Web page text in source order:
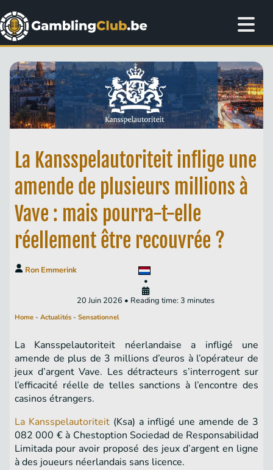
La Kansspelautoriteit inflige une
amende de plusieurs millions à
Vave : mais pourra-t-elle
réellement être recouvrée ?
Ron Emmerink
•
20 Juin 2026 • Reading time: 3 minutes
Home - Actualités - Sensationnel
La Kansspelautoriteit néerlandaise a infligé une
amende de plus de 3 millions d’euros à l’opérateur de
jeux d’argent Vave. Les détracteurs s’interrogent sur
l’efficacité réelle de telles sanctions à l’encontre des
casinos étrangers.
La Kansspelautoriteit (Ksa) a infligé une amende de 3
082 000 € à Chestoption Sociedad de Responsabilidad
Limitada pour avoir proposé des jeux d’argent en ligne
à des joueurs néerlandais sans licence.